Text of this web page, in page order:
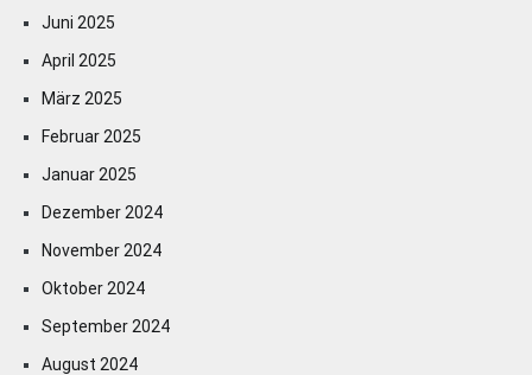
Juni 2025
April 2025
März 2025
Februar 2025
Januar 2025
Dezember 2024
November 2024
Oktober 2024
September 2024
August 2024